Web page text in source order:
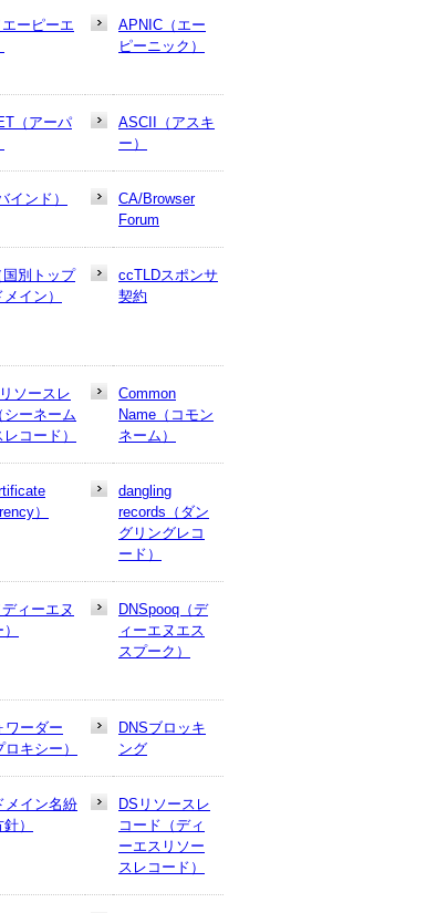
ーピーエ
APNIC（エー
ピーニック）
（アーパ
ASCII（アスキ
ー）
インド）
CA/Browser
Forum
別トップ
イン）
ccTLDスポンサ
契約
ソースレ
シーネーム
コード）
Common
Name（コモン
ネーム）
）
dangling
records（ダン
グリングレコ
ード）
ィーエヌ
DNSpooq（デ
ィーエヌエス
スプーク）
ワーダー
ロキシー）
DNSブロッキ
ング
メイン名紛
）
DSリソースレ
コード（ディ
ーエスリソー
スレコード）